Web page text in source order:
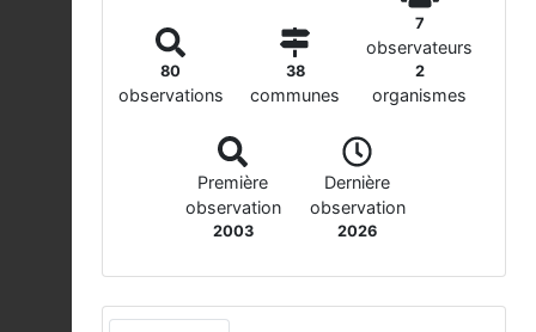
80
observations
38
communes
7
observateurs
2
organismes
Première
observation
2003
Dernière
observation
2026